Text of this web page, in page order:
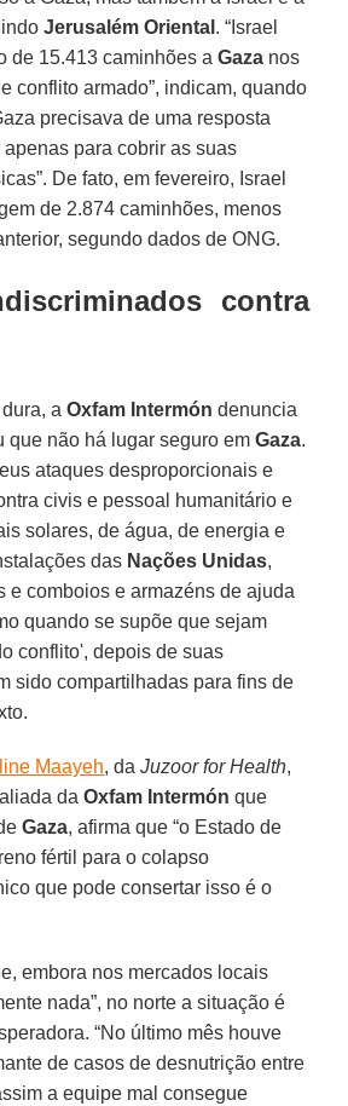
Jerusalém Oriental . “Israel
de 15.413 caminhões aGaza nos
conflito armado”, indicam, quando
precisava de uma resposta
para cobrir as suas
De fato, em fevereiro, Israel
de 2.874 caminhões, menos
segundo dados de ONG.
contra
dura, aOxfam Intermón denuncia
que não há lugar seguro emGaza.
ataques desproporcionais e
civis e pessoal humanitário e
solares, de água, de energia e
das Nações Unidas,
e comboios e armazéns de ajuda
quando se supõe que sejam
conflito', depois de suas
sido compartilhadas para fins de
Maayeh, daJuzoor for Health,
daOxfam Intermón que
Gaza, afirma que “o Estado de
fértil para o colapso
que pode consertar isso é o
embora nos mercados locais
nada”, no norte a situação é
“No último mês houve
de casos de desnutrição entre
a equipe mal consegue